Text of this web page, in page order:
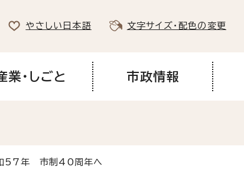
やさしい日本語 文字サイズ・配色の変更
業・しごと 市政情報
57年 市制40周年へ